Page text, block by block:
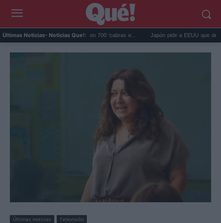
Últimas Noticias- Noticias Que!:
140.000 cabras con 700 'cabras e... Japón pide a EEUU que deje de usar a
Últimas noticias Televisión